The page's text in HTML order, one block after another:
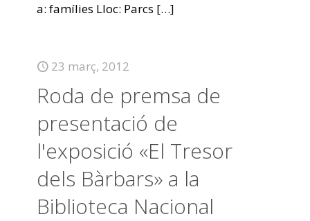
a: famílies Lloc: Parcs […]
23 març, 2012
Roda de premsa de
presentació de
l'exposició «El Tresor
dels Bàrbars» a la
Biblioteca Nacional